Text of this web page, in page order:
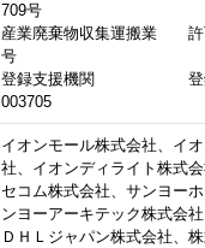
709号
産業廃棄物収集運搬業 許
号
登録支援機関 登録
003705
イオンモール株式会社、イ
社、イオンディライト株式会
セコム株式会社、サンヨー
ンヨーアーキテック株式会社
ＤＨＬジャパン株式会社、